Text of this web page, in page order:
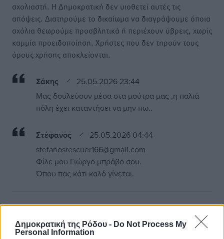
Δημοκρατική της Ρόδου - Do Not Process My
Personal Information
σχολιαστή. Η Δημοκρατική δεν υιοθετεί αυτές τις
απόψεις. Διατηρούμε το δικαίωμα να διαγράψουμε όποια
σχόλια θεωρούμε προσβλητικά ή περιέχουν ύβρεις, χωρίς
καμμία προειδοποίηση. Χρήστες που δεν τηρούν τους
όρους χρήσης αποκλείονται.
Σάκης
25.05.2026 23:44
Μας δουλεύουν μέσα στα μούτρα μας ,η παλιά
πόλη έχει καταντήσει να μην πω..
Στέφανος
25.05.2026 04:44
stefanosrescuer166@gmail.com
Φίλε μου Γιώργο μπράβο σου.
Όπου πας κάτι καλό γίνεται.
Προσθέστε ένα σχόλιο